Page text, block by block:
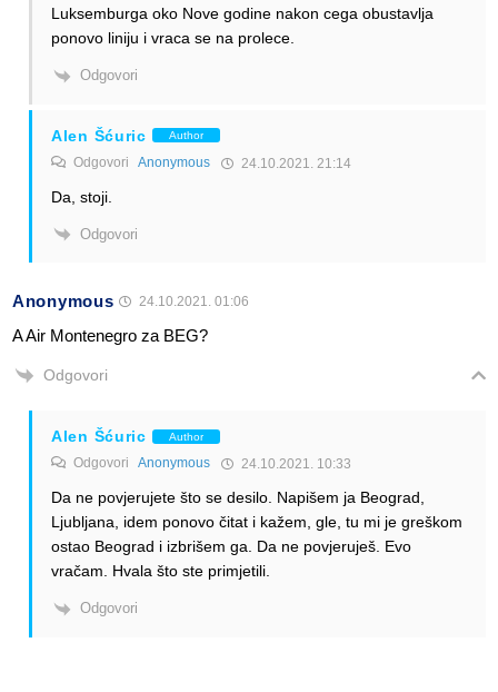
Luksemburga oko Nove godine nakon cega obustavlja
ponovo liniju i vraca se na prolece.
Odgovori
Alen Šćuric Author
Odgovori Anonymous 24.10.2021. 21:14
Da, stoji.
Odgovori
Anonymous 24.10.2021. 01:06
A Air Montenegro za BEG?
Odgovori
Alen Šćuric Author
Odgovori Anonymous 24.10.2021. 10:33
Da ne povjerujete što se desilo. Napišem ja Beograd,
Ljubljana, idem ponovo čitat i kažem, gle, tu mi je greškom
ostao Beograd i izbrišem ga. Da ne povjeruješ. Evo
vračam. Hvala što ste primjetili.
Odgovori